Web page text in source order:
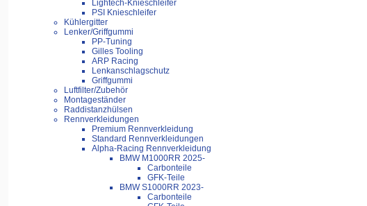
Lightech-Knieschleifer
PSI Knieschleifer
Kühlergitter
Lenker/Griffgummi
PP-Tuning
Gilles Tooling
ARP Racing
Lenkanschlagschutz
Griffgummi
Luftfilter/Zubehör
Montageständer
Raddistanzhülsen
Rennverkleidungen
Premium Rennverkleidung
Standard Rennverkleidungen
Alpha-Racing Rennverkleidung
BMW M1000RR 2025-
Carbonteile
GFK-Teile
BMW S1000RR 2023-
Carbonteile